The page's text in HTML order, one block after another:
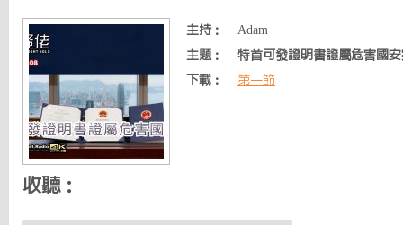
主持：
Adam
主題：
特首可發證明書證屬危害國
下載：
第一節
收聽：